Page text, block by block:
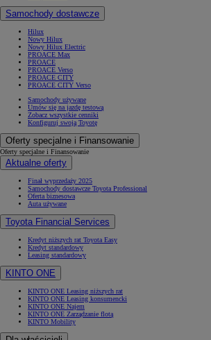
Samochody dostawcze
Hilux
Nowy Hilux
Nowy Hilux Electric
PROACE Max
PROACE
PROACE Verso
PROACE CITY
PROACE CITY Verso
Samochody używane
Umów się na jazdę testową
Zobacz wszystkie cenniki
Konfiguruj swoją Toyotę
Oferty specjalne i Finansowanie
Oferty specjalne i Finansowanie
Aktualne oferty
Finał wyprzedaży 2025
Samochody dostawcze Toyota Professional
Oferta biznesowa
Auta używane
Toyota Financial Services
Kredyt niższych rat Toyota Easy
Kredyt standardowy
Leasing standardowy
KINTO ONE
KINTO ONE Leasing niższych rat
KINTO ONE Leasing konsumencki
KINTO ONE Najem
KINTO ONE Zarządzanie flotą
KINTO Mobility